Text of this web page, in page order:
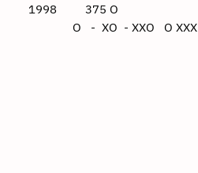
1998 375 O
O - XO - XXO O XXX